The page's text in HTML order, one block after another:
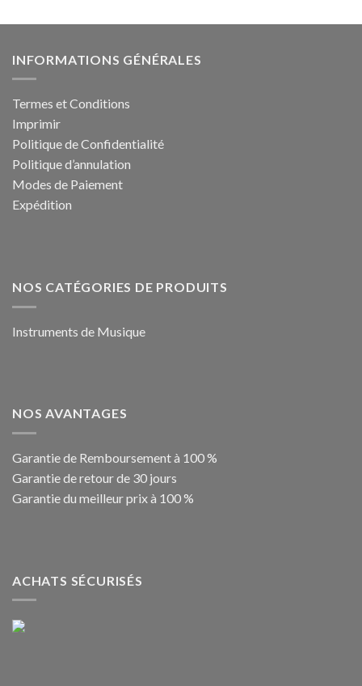
INFORMATIONS GÉNÉRALES
Termes et Conditions
Imprimir
Politique de Confidentialité
Politique d’annulation
Modes de Paiement
Expédition
NOS CATÉGORIES DE PRODUITS
Instruments de Musique
NOS AVANTAGES
Garantie de Remboursement à 100 %
Garantie de retour de 30 jours
Garantie du meilleur prix à 100 %
ACHATS SÉCURISÉS